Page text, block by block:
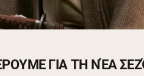
ΓΙΑ ΤΗ ΝΈΑ